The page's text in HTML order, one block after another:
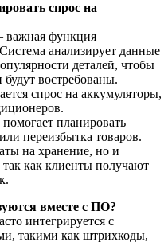
спрос на
важная функция
анализирует данные
деталей, чтобы
будут востребованы.
спрос на аккумуляторы,
планировать
переизбытка товаров.
на хранение, но и
как клиенты получают
вместе с ПО?
интегрируется с
такими как штрихкоды,